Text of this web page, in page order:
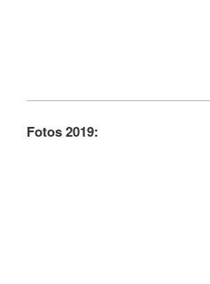
Fotos 2019: